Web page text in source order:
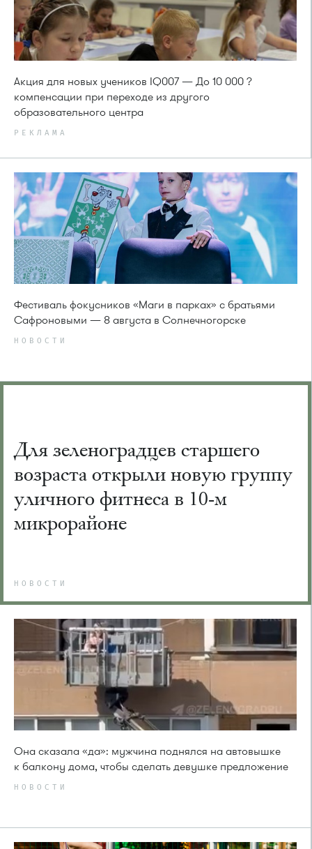
Акция для новых учеников IQ007 — До 10 000 ?
компенсации при переходе из другого
образовательного центра
РЕКЛАМА
Фестиваль фокусников «Маги в парках» с братьями
Сафроновыми — 8 августа в Солнечногорске
НОВОСТИ
Для зеленоградцев старшего
возраста открыли новую группу
уличного фитнеса в 10-м
микрорайоне
НОВОСТИ
Она сказала «да»: мужчина поднялся на автовышке
к балкону дома, чтобы сделать девушке предложение
НОВОСТИ